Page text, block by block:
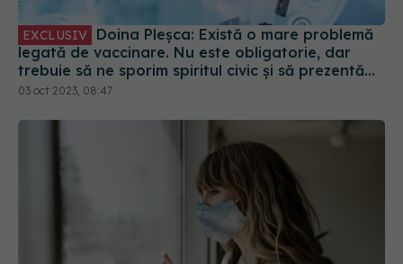
EXCLUSIV
legată de vaccinare. Nu este obligatorie, dar
trebuie să ne sporim spiritul civic și să prezentăm
corect minusurile și plusurile fiecărui vaccin
03 oct 2023, 08:47